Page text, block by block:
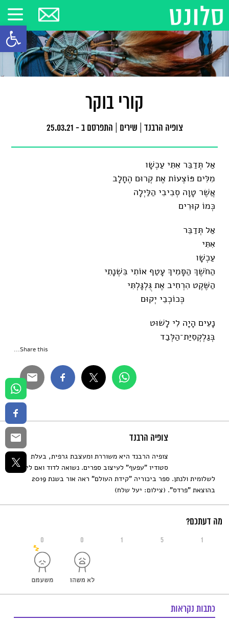
פתח
קורי בוקר
צופיה הרבנד שירים התפרסם ב - 25.03.21
אַל תְּדַבֵּר אִתִּי עַכְשָׁו
מִלִּים פּוֹצְעוֹת אֶת קְרוּם הֶחָלָב
אֲשֶׁר טָוָה סְבִיבִי הַלַּיְלָה
כְּמוֹ קוּרִים
אַל תְּדַבֵּר
אִתִּי
עַכְשָׁו
הַחֹשֶׁךְ הַסָּמִיךְ עָטַף אוֹתִי בִּשְׁנָתִי
הַשֶּׁקֶט הִרְחִיב אֶת גֻּלְגָּלְתִּי
כְּכוֹכְבֵי יְקוּם
נָעִים הָיָה לִי לָשׁוּט
בְּגַלְקְסִיַּת־הַלְּבַד
Share this...
צופיה הרבנד
צופיה הרבנד היא משוררת ומעצבת גרפית, בעלת
סטודיו "עפעף" לעיצוב ספרים. נשואה לדוד ואם לישי,
לשלומית ולנתן. ספר ביכוריה "קידת העולם" ראה אור בשנת 2019
בהוצאת "פרדס". (צילום: יעל שלח)
מה דעתכם?
0 0 1 5 1
כתבות נקראות